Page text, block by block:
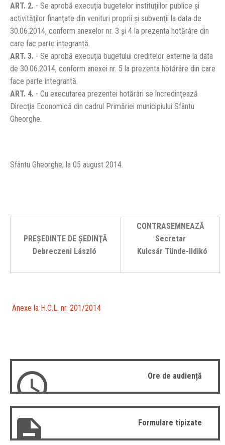
ART. 2. - Se aprobă execuţia bugetelor instituţiilor publice şi
activităţilor finanţate din venituri proprii şi subvenţii la data de
30.06.2014, conform anexelor nr. 3 şi 4 la prezenta hotărâre din
care fac parte integrantă.
ART. 3. - Se aprobă execuţia bugetului creditelor externe la data
de 30.06.2014, conform anexei nr. 5 la prezenta hotărâre din care
face parte integrantă.
ART. 4. - Cu executarea prezentei hotărâri se încredinţează
Direcţia Economică din cadrul Primăriei municipiului Sfântu
Gheorghe.
Sfântu Gheorghe, la 05 august 2014.
PREŞEDINTE DE ŞEDINŢĂ
Debreczeni László
CONTRASEMNEAZĂ
Secretar
Kulcsár Tünde-Ildikó
Anexe la H.C.L. nr. 201/2014
Ore de audiență
Formulare tipizate